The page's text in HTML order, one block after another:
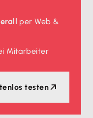
per Web &
Mitarbeiter
testen